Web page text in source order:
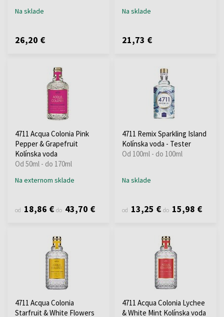
Na sklade
26,20 €
Na sklade
21,73 €
4711 Acqua Colonia Pink
Pepper & Grapefruit
Kolínska voda
Od 50ml - do 170ml
Na externom sklade
od 18,86 € do 43,70 €
4711 Remix Sparkling Island
Kolínska voda - Tester
Od 100ml - do 100ml
Na sklade
od 13,25 € do 15,98 €
4711 Acqua Colonia
Starfruit & White Flowers
4711 Acqua Colonia Lychee
& White Mint Kolínska voda